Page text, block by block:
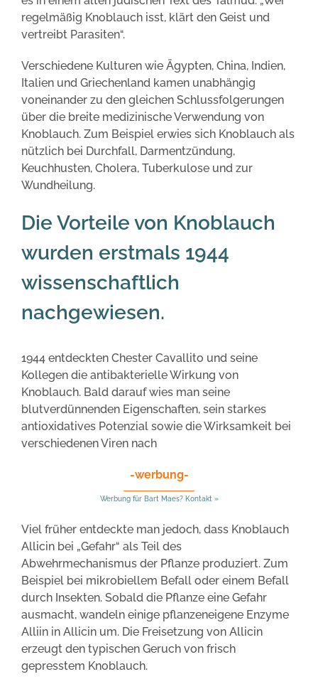
regelmäßig Knoblauch isst, klärt den Geist und
vertreibt Parasiten“.
Verschiedene Kulturen wie Ägypten, China, Indien,
Italien und Griechenland kamen unabhängig
voneinander zu den gleichen Schlussfolgerungen
über die breite medizinische Verwendung von
Knoblauch. Zum Beispiel erwies sich Knoblauch als
nützlich bei Durchfall, Darmentzündung,
Keuchhusten, Cholera, Tuberkulose und zur
Wundheilung.
Die Vorteile von Knoblauch
wurden erstmals 1944
wissenschaftlich
nachgewiesen.
1944 entdeckten Chester Cavallito und seine
Kollegen die antibakterielle Wirkung von
Knoblauch. Bald darauf wies man seine
blutverdünnenden Eigenschaften, sein starkes
antioxidatives Potenzial sowie die Wirksamkeit bei
verschiedenen Viren nach
-werbung-
Werbung für Bart Maes? Kontakt »
Viel früher entdeckte man jedoch, dass Knoblauch
Allicin bei „Gefahr“ als Teil des
Abwehrmechanismus der Pflanze produziert. Zum
Beispiel bei mikrobiellem Befall oder einem Befall
durch Insekten. Sobald die Pflanze eine Gefahr
ausmacht, wandeln einige pflanzeneigene Enzyme
Alliin in Allicin um. Die Freisetzung von Allicin
erzeugt den typischen Geruch von frisch
gepresstem Knoblauch.